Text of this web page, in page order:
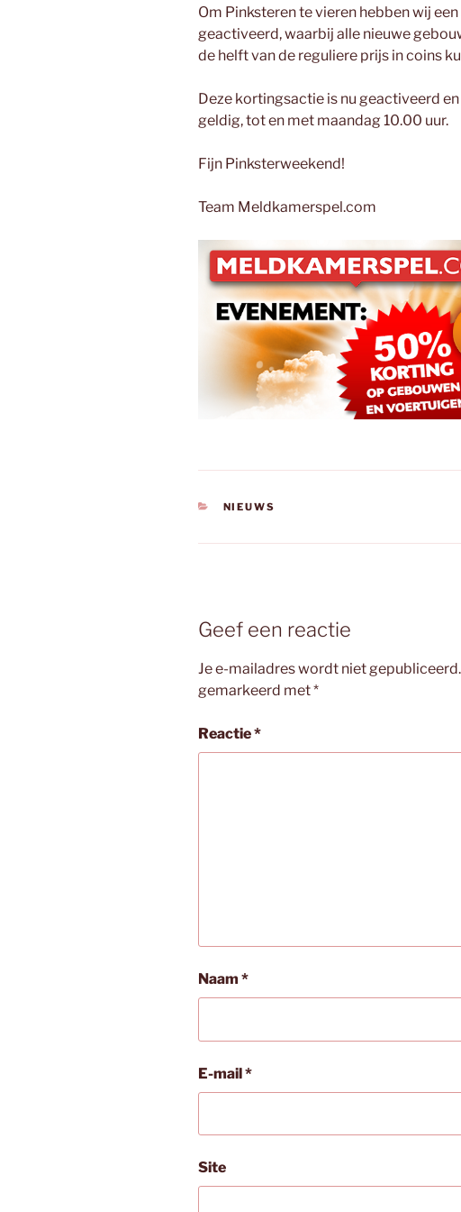
Om Pinksteren te vieren hebben wij
geactiveerd, waarbij alle nieuwe
de helft van de reguliere prijs in coins
Deze kortingsactie is nu geactiveerd
geldig, tot en met maandag 10.00 uur.
Fijn Pinksterweekend!
Team Meldkamerspel.com
CATEGORIEËN
NIEUWS
Geef een reactie
Je e-mailadres wordt niet gepubliceerd.
gemarkeerd met*
Reactie*
Naam *
E-mail*
Site